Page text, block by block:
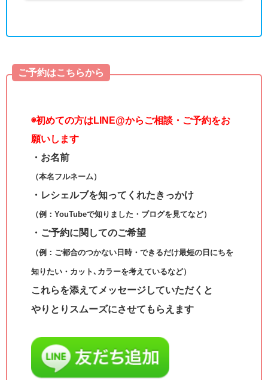
ご予約はこちらから
◉初めての方はLINE@からご相談・ご予約をお
願いします
・お名前
（本名フルネーム）
・レシェルブを知ってくれたきっかけ
（例：YouTubeで知りました・ブログを見てなど）
・ご予約に関してのご希望
（例：ご都合のつかない日時・できるだけ最短の日にちを
知りたい・カット､カラーを考えているなど）
これらを添えてメッセージしていただくと
やりとりスムーズにさせてもらえます